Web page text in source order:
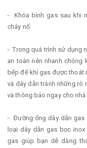
- Khóa bình gas sau khi
cháy nổ.
- Trong quá trình sử dụng
an toàn nên nhanh chóng
bếp để khí gas được thoát
và dây dẫn tránh những rò
và thông báo ngay cho
- Đường ống dây dẫn gas
loại dây dẫn gas bọc
gas giúp bạn dễ dàng